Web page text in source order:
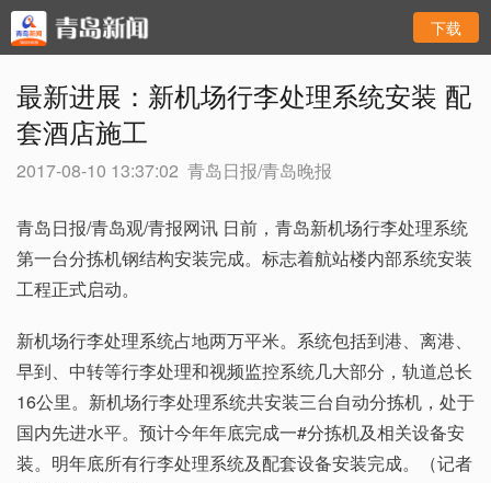
下载
最新进展：新机场行李处理系统安装 配
套酒店施工
2017-08-10 13:37:02 青岛日报/青岛晚报
青岛日报/青岛观/青报网讯 日前，青岛新机场行李处理系统
第一台分拣机钢结构安装完成。标志着航站楼内部系统安装
工程正式启动。
新机场行李处理系统占地两万平米。系统包括到港、离港、
早到、中转等行李处理和视频监控系统几大部分，轨道总长
16公里。新机场行李处理系统共安装三台自动分拣机，处于
国内先进水平。预计今年年底完成一#分拣机及相关设备安
装。明年底所有行李处理系统及配套设备安装完成。（记者